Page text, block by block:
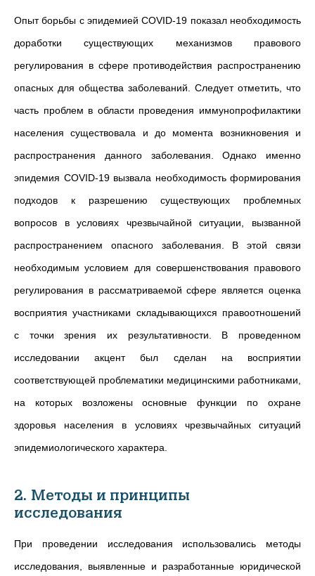
Опыт борьбы с эпидемией COVID-19 показал необходимость
доработки существующих механизмов правового
регулирования в сфере противодействия распространению
опасных для общества заболеваний. Следует отметить, что
часть проблем в области проведения иммунопрофилактики
населения существовала и до момента возникновения и
распространения данного заболевания. Однако именно
эпидемия COVID-19 вызвала необходимость формирования
подходов к разрешению существующих проблемных
вопросов в условиях чрезвычайной ситуации, вызванной
распространением опасного заболевания. В этой связи
необходимым условием для совершенствования правового
регулирования в рассматриваемой сфере является оценка
восприятия участниками складывающихся правоотношений
с точки зрения их результативности. В проведенном
исследовании акцент был сделан на восприятии
соответствующей проблематики медицинскими работниками,
на которых возложены основные функции по охране
здоровья населения в условиях чрезвычайных ситуаций
эпидемиологического характера.
2. Методы и принципы
исследования
При проведении исследования использовались методы
исследования, выявленные и разработанные юридической